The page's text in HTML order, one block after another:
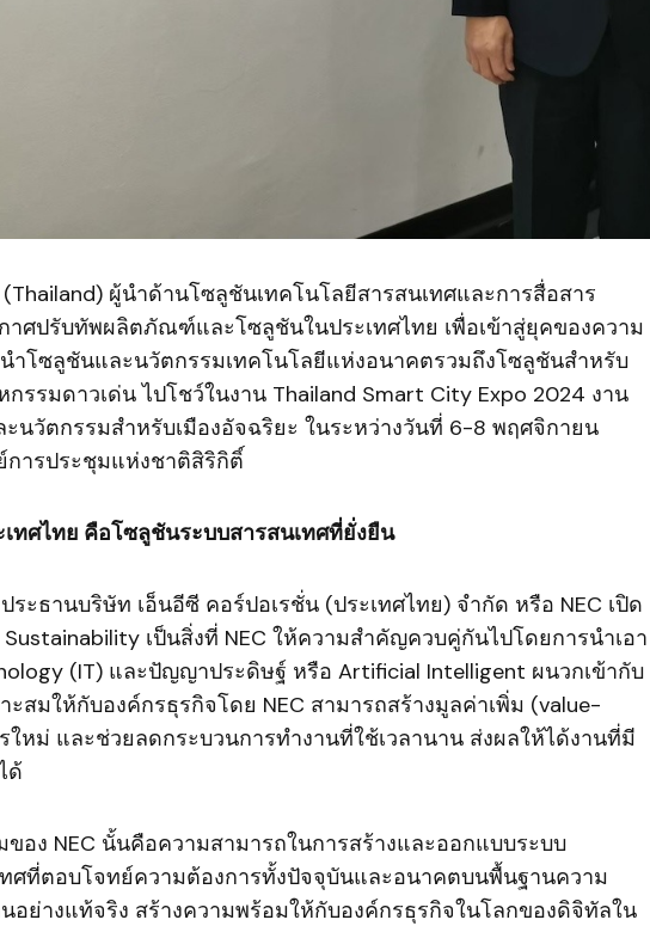
ผู้นำด้านโซลูชันเทคโนโลยีสารสนเทศและการสื่อสาร
าศปรับทัพผลิตภัณฑ์และโซลูชันในประเทศไทย เพื่อเข้าสู่ยุคของความ
ำโซลูชันและนวัตกรรมเทคโนโลยีแห่งอนาคตรวมถึงโซลูชันสำหรับ
รรมดาวเด่น ไปโชว์ในงาน Thailand Smart City Expo 2024 งาน
นวัตกรรมสำหรับเมืองอัจฉริยะ ในระหว่างวันที่ 6-8 พฤศจิกายน
การประชุมแห่งชาติสิริกิติ์
ทศไทย คือโซลูชันระบบสารสนเทศที่ยั่งยืน
ระธานบริษัท เอ็นอีซี คอร์ปอเรชั่น (ประเทศไทย) จำกัด หรือ NEC เปิด
Sustainability เป็นสิ่งที่ NEC ให้ความสำคัญควบคู่กันไปโดยการนำเอา
(IT) และปัญญาประดิษฐ์ หรือ Artificial Intelligent ผนวกเข้ากับ
ะสมให้กับองค์กรธุรกิจโดย NEC สามารถสร้างมูลค่าเพิ่ม (value-
ใหม่ และช่วยลดกระบวนการทำงานที่ใช้เวลานาน ส่งผลให้ได้งานที่มี
ด้
อง NEC นั้นคือความสามารถในการสร้างและออกแบบระบบ
ทศที่ตอบโจทย์ความต้องการทั้งปัจจุบันและอนาคตบนพื้นฐานความ
อย่างแท้จริง สร้างความพร้อมให้กับองค์กรธุรกิจในโลกของดิจิทัลใน